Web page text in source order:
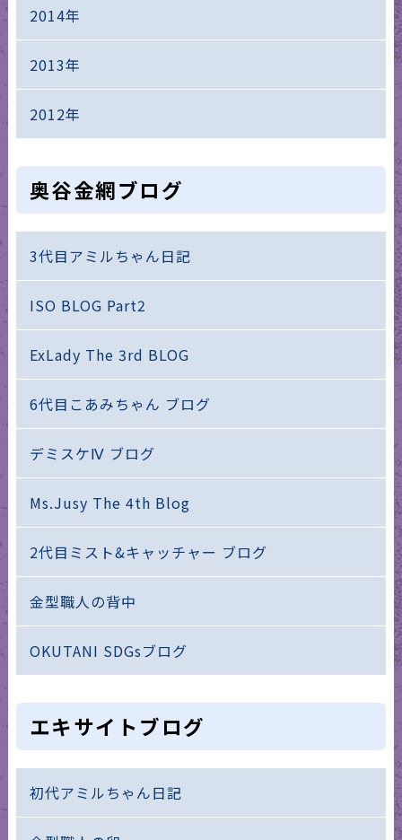
2014年
2013年
2012年
奥谷金網ブログ
3代目アミルちゃん日記
ISO BLOG Part2
ExLady The 3rd BLOG
6代目こあみちゃん ブログ
デミスケⅣ ブログ
Ms.Jusy The 4th Blog
2代目ミスト&キャッチャー ブログ
金型職人の背中
OKUTANI SDGsブログ
エキサイトブログ
初代アミルちゃん日記